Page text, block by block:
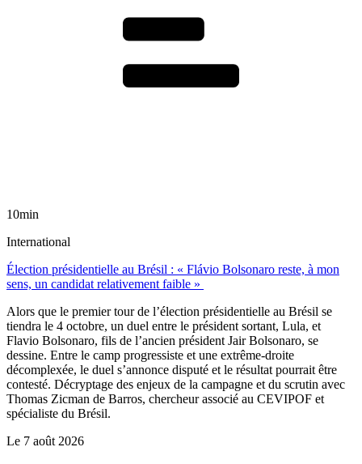
10min
International
Élection présidentielle au Brésil : « Flávio Bolsonaro reste, à mon
sens, un candidat relativement faible »
Alors que le premier tour de l’élection présidentielle au Brésil se
tiendra le 4 octobre, un duel entre le président sortant, Lula, et
Flavio Bolsonaro, fils de l’ancien président Jair Bolsonaro, se
dessine. Entre le camp progressiste et une extrême-droite
décomplexée, le duel s’annonce disputé et le résultat pourrait être
contesté. Décryptage des enjeux de la campagne et du scrutin avec
Thomas Zicman de Barros, chercheur associé au CEVIPOF et
spécialiste du Brésil.
Le 7 août 2026